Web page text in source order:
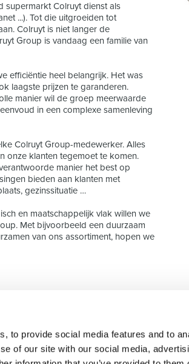
to provide social media features and to
of our site with our social media,
supermarkt Colruyt dienst als
...). Tot die uitgroeiden tot
Colruyt is niet langer de
Group is vandaag een familie van
efficiëntie heel belangrijk. Het was
laagste prijzen te garanderen.
manier wil de groep meerwaarde
in een complexe samenleving
Colruyt Group-medewerker. Alles
onze klanten tegemoet te komen.
manier het best op
bieden aan klanten met
gezinssituatie …
en maatschappelijk vlak willen we
Met bijvoorbeeld een duurzaam
van ons assortiment, hopen we
Jobs et offres d'emploi
actuels
Finance
Sales &